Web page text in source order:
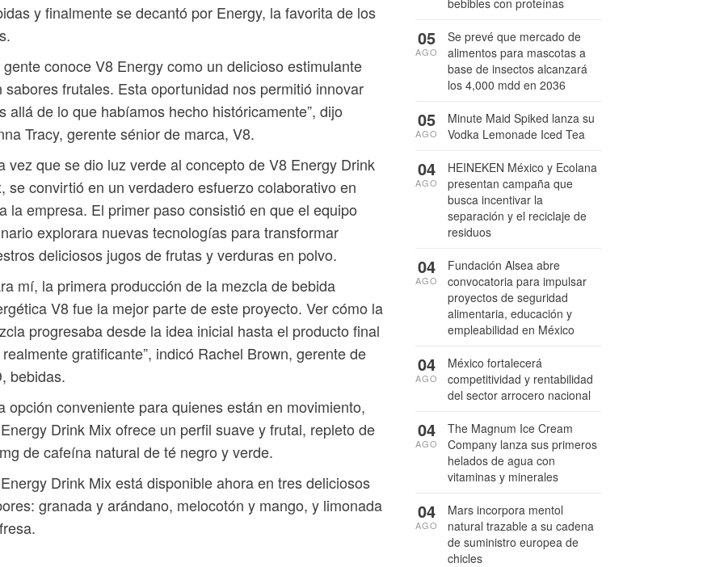
y finalmente se decantó por Energy, la favorita de los
gente conoce V8 Energy como un delicioso estimulante
sabores frutales. Esta oportunidad nos permitió innovar
allá de lo que habíamos hecho históricamente”, dijo
Tracy, gerente sénior de marca, V8.
vez que se dio luz verde al concepto de V8 Energy Drink
se convirtió en un verdadero esfuerzo colaborativo en
la empresa. El primer paso consistió en que el equipo
explorara nuevas tecnologías para transformar
deliciosos jugos de frutas y verduras en polvo.
mí, la primera producción de la mezcla de bebida
V8 fue la mejor parte de este proyecto. Ver cómo la
progresaba desde la idea inicial hasta el producto final
gratificante”, indicó Rachel Brown, gerente de
bebidas.
opción conveniente para quienes están en movimiento,
Drink Mix ofrece un perfil suave y frutal, repleto de
de cafeína natural de té negro y verde.
Drink Mix está disponible ahora en tres deliciosos
granada y arándano, melocotón y mango, y limonada
bebibles con proteínas
Se prevé que mercado de
alimentos para mascotas a
base de insectos alcanzará
los 4,000 mdd en 2036
05
AGO
Minute Maid Spiked lanza su
Vodka Lemonade Iced Tea
05
AGO
HEINEKEN México y Ecolana
presentan campaña que
busca incentivar la
separación y el reciclaje de
residuos
04
AGO
Fundación Alsea abre
convocatoria para impulsar
proyectos de seguridad
alimentaria, educación y
empleabilidad en México
04
AGO
México fortalecerá
competitividad y rentabilidad
del sector arrocero nacional
04
AGO
The Magnum Ice Cream
Company lanza sus primeros
helados de agua con
vitaminas y minerales
04
AGO
Mars incorpora mentol
natural trazable a su cadena
de suministro europea de
chicles
04
AGO